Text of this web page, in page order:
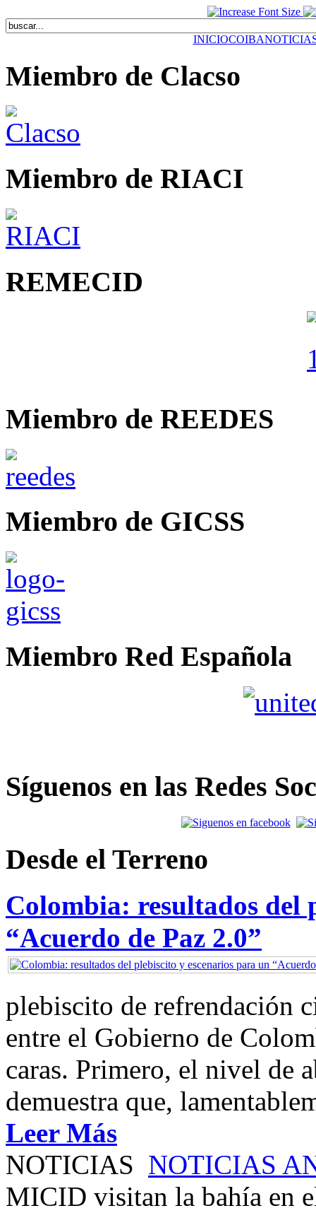
INICIOCOIBA
Miembro de Clacso
Miembro de RIACI
REMECID
Miembro de REEDES
Miembro de GICSS
Miembro Red Española
Síguenos en las Redes
Desde el Terreno
Colombia: resultados del
“Acuerdo de Paz 2.0”
plebiscito de refrendación
entre el Gobierno de
caras. Primero, el nivel de
demuestra que,
Leer Más
NOTICIAS NOTICIAS
MICID visitan la bahía en